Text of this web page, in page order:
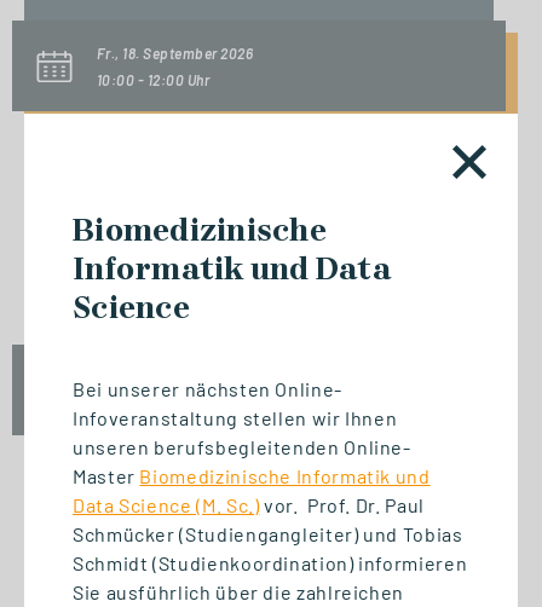
Fr., 18. September 2026
10:00 - 12:00 Uhr
Berufsbegleitend zum Master
oder MBA
START STUDIENGANG
Biomedizinische Informatik
Biomedizinische
Informatik und Data
Science
Bei unserer nächsten Online-
Infoveranstaltung stellen wir Ihnen
unseren berufsbegleitenden Online-
Master Biomedizinische Informatik und
Data Science (M. Sc.)vor. Prof. Dr. Paul
Schmücker (Studiengangleiter) und Tobias
Schmidt (Studienkoordination) informieren
Sie ausführlich über die zahlreichen